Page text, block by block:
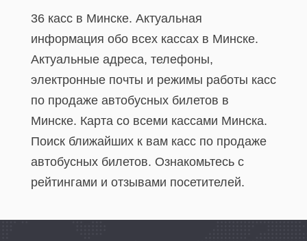
36 касс в Минске. Актуальная
информация обо всех кассах в Минске.
Актуальные адреса, телефоны,
электронные почты и режимы работы касс
по продаже автобусных билетов в
Минске. Карта со всеми кассами Минска.
Поиск ближайших к вам касс по продаже
автобусных билетов. Ознакомьтесь с
рейтингами и отзывами посетителей.